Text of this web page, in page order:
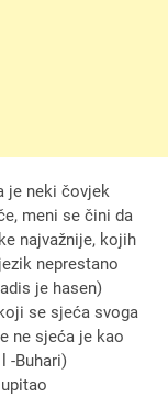
je neki čovjek
meni se čini da
najvažnije, kojih
neprestano
je hasen)
se sjeća svoga
ne sjeća je kao
-Buhari)